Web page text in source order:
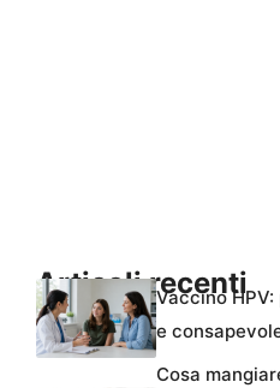
Articoli recenti
Vaccino
e
Cosa